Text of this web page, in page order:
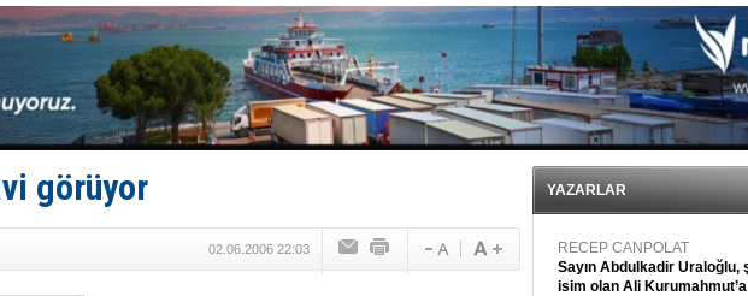
Runit kubbesi okyanusun derinliklerinde halkı tehdit ediyor
Limana dadandılar, 10 tekneyi soydular!
Türk Loydu’na Süveyş tonaj yetkisi
Hüseyin Mengi: “Yapay Zekâ, Ustanın yerini alamaz”
Hat-San Tersanesi’nden yüzer havuza omurga: NB26
Med Marine’e yeni Römorkör!
KOSDER’den Karadeniz için ‘Çağrı’!
görüyor
02.06.2006 22:03
YAZARLAR
RECEP CANPOLAT
Sayın Abdulkadir Uraloğlu,
isim olan Ali